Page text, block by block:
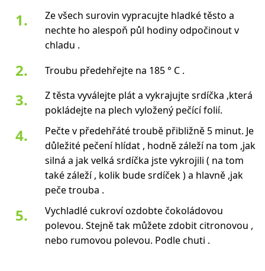
Ze všech surovin vypracujte hladké těsto a
nechte ho alespoň půl hodiny odpočinout v
chladu .
Troubu předehřejte na 185 ° C .
Z těsta vyválejte plát a vykrajujte srdíčka ,která
pokládejte na plech vyložený pečící folií.
Pečte v předehřáté troubě přibližně 5 minut. Je
důležité pečení hlídat , hodně záleží na tom ,jak
silná a jak velká srdíčka jste vykrojili ( na tom
také záleží , kolik bude srdíček ) a hlavně ,jak
peče trouba .
Vychladlé cukroví ozdobte čokoládovou
polevou. Stejně tak můžete zdobit citronovou ,
nebo rumovou polevou. Podle chuti .